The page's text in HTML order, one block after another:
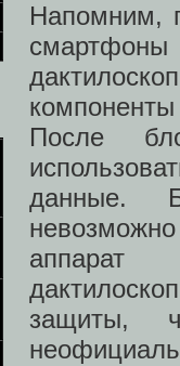
Напомним,
После
данные.
аппарат
защиты,